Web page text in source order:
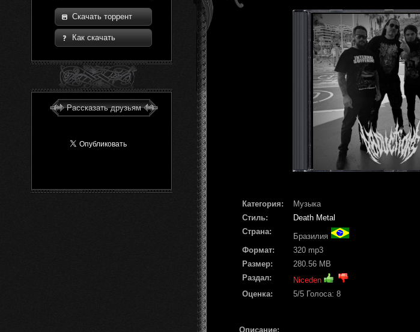
Скачать торрент
Как скачать
Рассказать друзьям
Категория:
Музыка
Стиль:
Death Metal
Страна:
Бразилия
Формат:
320 mp3
Размер:
280.56 MB
Раздал:
Niceden
Оценка:
5/5 Голоса: 8
Описание: